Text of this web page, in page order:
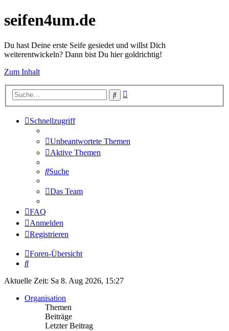
seifen4um.de
Du hast Deine erste Seife gesiedet und willst Dich
weiterentwickeln? Dann bist Du hier goldrichtig!
Zum Inhalt
Suche
Schnellzugriff
Unbeantwortete Themen
Aktive Themen
Suche
Das Team
FAQ
Anmelden
Registrieren
Foren-Übersicht
Suche
Aktuelle Zeit: Sa 8. Aug 2026, 15:27
Organisation
Themen
Beiträge
Letzter Beitrag